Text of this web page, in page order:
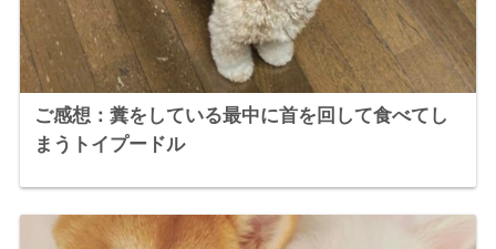
ご感想：糞をしている最中に首を回して食べてし
まうトイプードル